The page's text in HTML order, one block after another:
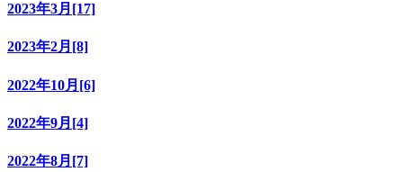
2023年3月[17]
2023年2月[8]
2022年10月[6]
2022年9月[4]
2022年8月[7]